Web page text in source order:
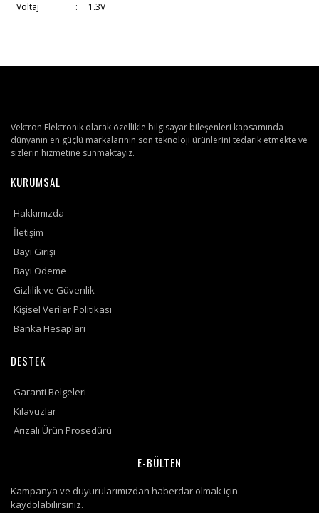
Voltaj : 1.3V
Vektron Elektronik olarak özellikle bilgisayar bileşenleri kapsamında
dünyanın en güçlü markalarının son teknoloji ürünlerini tedarik etmekte ve
sizlerin hizmetine sunmaktayız.
KURUMSAL
Hakkımızda
İletişim
Bayi Girişi
Bayi Ödeme
Gizlilik ve Güvenlik
Kişisel Veriler Politikası
Banka Hesapları
DESTEK
Garanti Belgeleri
Kılavuzlar
Arızalı Ürün Prosedürü
E-BÜLTEN
Kampanya ve duyurularımızdan haberdar olmak için
kaydolabilirsiniz.